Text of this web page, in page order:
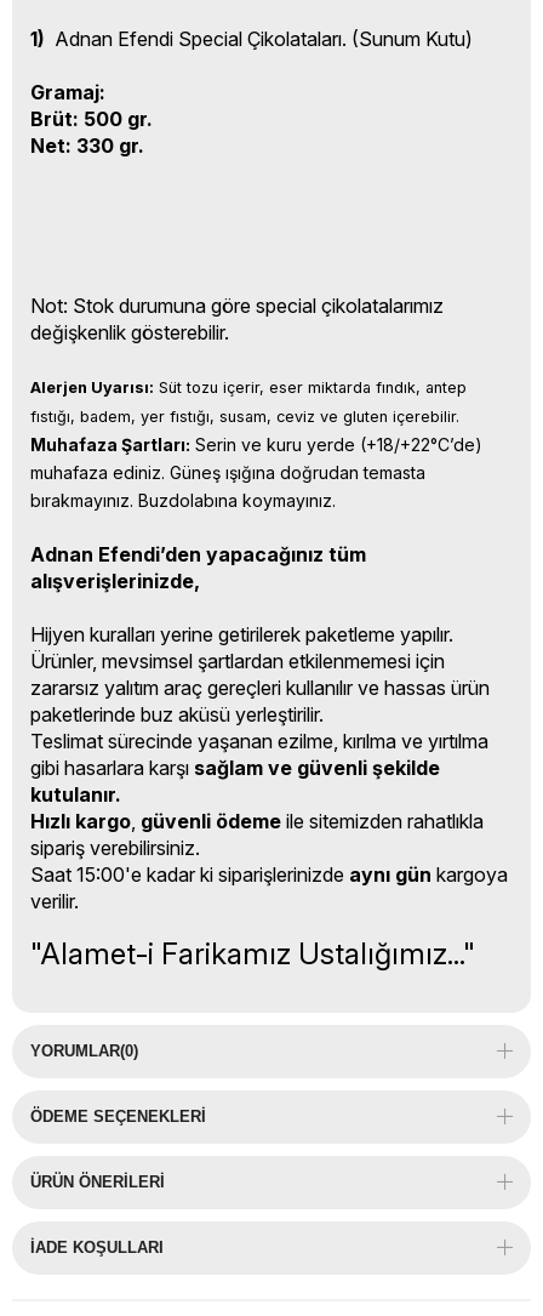
1) Adnan Efendi Special Çikolataları. (Sunum Kutu)
Gramaj:
Brüt: 500 gr.
Net: 330 gr.
Not: Stok durumuna göre special çikolatalarımız
değişkenlik gösterebilir.
Alerjen Uyarısı: Süt tozu içerir, eser miktarda fındık, antep
fıstığı, badem, yer fıstığı, susam, ceviz ve gluten içerebilir.
Muhafaza Şartları: Serin ve kuru yerde (+18/+22°C’de)
muhafaza ediniz. Güneş ışığına doğrudan temasta
bırakmayınız. Buzdolabına koymayınız.
Adnan Efendi’den yapacağınız tüm
alışverişlerinizde,
Hijyen kuralları yerine getirilerek paketleme yapılır.
Ürünler, mevsimsel şartlardan etkilenmemesi için
zararsız yalıtım araç gereçleri kullanılır ve hassas ürün
paketlerinde buz aküsü yerleştirilir.
Teslimat sürecinde yaşanan ezilme, kırılma ve yırtılma
gibi hasarlara karşı sağlam ve güvenli şekilde
kutulanır.
Hızlı kargo, güvenli ödeme ile sitemizden rahatlıkla
sipariş verebilirsiniz.
Saat 15:00'e kadar ki siparişlerinizde aynı gün kargoya
verilir.
"Alamet-i Farikamız Ustalığımız..."
YORUMLAR(0)
ÖDEME SEÇENEKLERI
ÜRÜN ÖNERILERI
İADE KOŞULLARI